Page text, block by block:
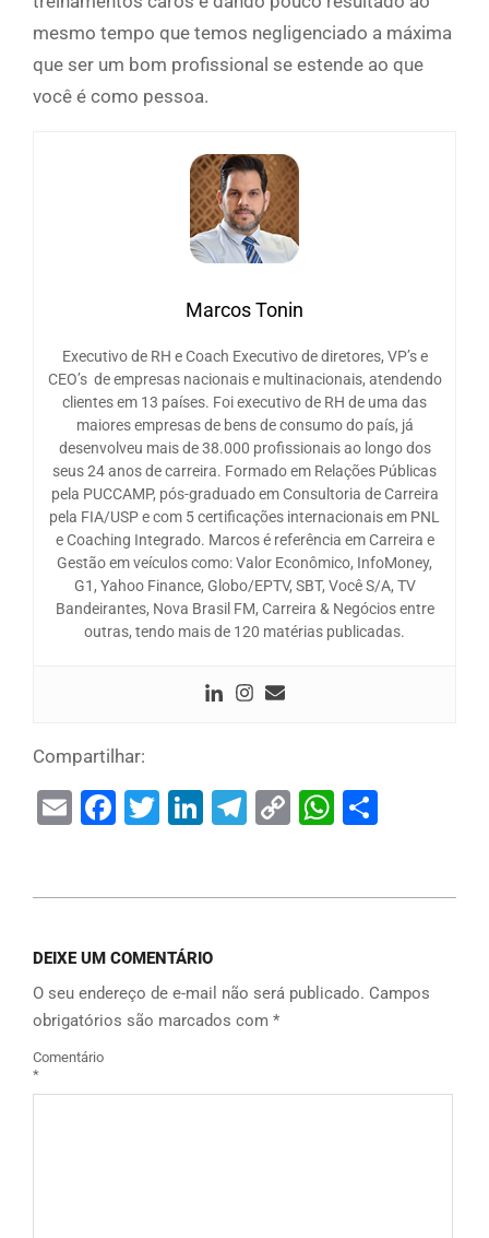
mesmo tempo que temos negligenciado a máxima
que ser um bom profissional se estende ao que
você é como pessoa.
Marcos Tonin
Executivo de RH e Coach Executivo de diretores, VP’s e
CEO’s de empresas nacionais e multinacionais, atendendo
clientes em 13 países. Foi executivo de RH de uma das
maiores empresas de bens de consumo do país, já
desenvolveu mais de 38.000 profissionais ao longo dos
seus 24 anos de carreira. Formado em Relações Públicas
pela PUCCAMP, pós-graduado em Consultoria de Carreira
pela FIA/USP e com 5 certificações internacionais em PNL
e Coaching Integrado. Marcos é referência em Carreira e
Gestão em veículos como: Valor Econômico, InfoMoney,
G1, Yahoo Finance, Globo/EPTV, SBT, Você S/A, TV
Bandeirantes, Nova Brasil FM, Carreira & Negócios entre
outras, tendo mais de 120 matérias publicadas.
Compartilhar:
EmailFacebook
Twitter
LinkedIn
Telegram
Copy
DEIXE UM COMENTÁRIO
O seu endereço de e-mail não será publicado. Campos
obrigatórios são marcados com *
Comentário
*